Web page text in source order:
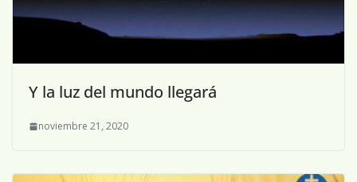
Y la luz del mundo llegará
noviembre 21, 2020